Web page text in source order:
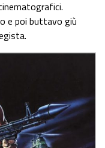
e poi buttavo giù